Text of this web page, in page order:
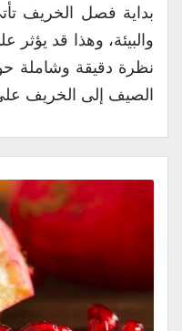
بداية فصل الخريف
والبيئة، وهذا قد
نظرة دقيقة وشاملة
الصيف إلى الخريف